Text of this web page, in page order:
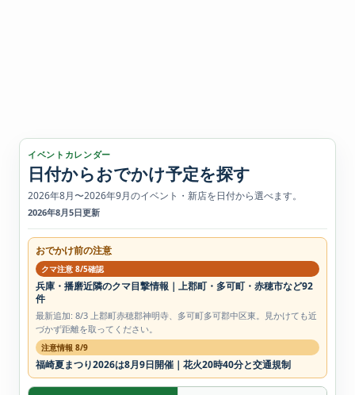
イベントカレンダー
日付からおでかけ予定を探す
2026年8月〜2026年9月のイベント・新店を日付から選べます。
2026年8月5日更新
おでかけ前の注意
クマ注意 8/5確認
兵庫・播磨近隣のクマ目撃情報｜上郡町・多可町・赤穂市など92
件
最新追加: 8/3 上郡町赤穂郡神明寺、多可町多可郡中区東。見かけても近
づかず距離を取ってください。
注意情報 8/9
福崎夏まつり2026は8月9日開催｜花火20時40分と交通規制